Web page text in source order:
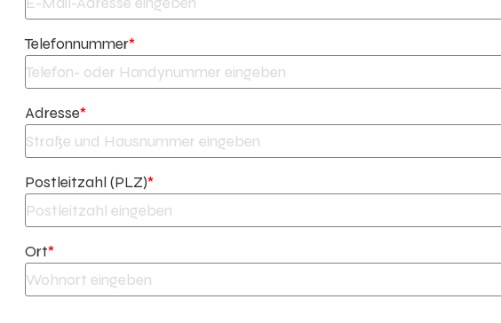
Telefonnummer*
Adresse*
Postleitzahl (PLZ)*
Ort*